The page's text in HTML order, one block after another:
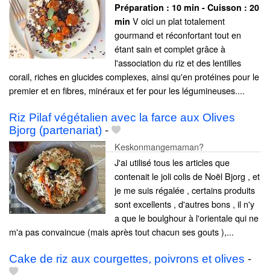
Préparation : 10 min - Cuisson : 20
min V oici un plat totalement
gourmand et réconfortant tout en
étant sain et complet grâce à
l'association du riz et des lentilles
corail, riches en glucides complexes, ainsi qu'en protéines pour le
premier et en fibres, minéraux et fer pour les légumineuses....
Riz Pilaf végétalien avec la farce aux Olives
Bjorg (partenariat) -
Keskonmangemaman?
J'ai utilisé tous les articles que
contenait le joli colis de Noël Bjorg , et
je me suis régalée , certains produits
sont excellents , d'autres bons , il n'y
a que le boulghour à l'orientale qui ne
m'a pas convaincue (mais après tout chacun ses gouts ),...
Cake de riz aux courgettes, poivrons et olives -